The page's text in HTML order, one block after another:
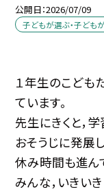
公開日 2026/07/09
子どもが選ぶ・子ども
１年生のこども
ています。
先生にきくと，
おそうじに発展
休み時間も進ん
みんな，いきい